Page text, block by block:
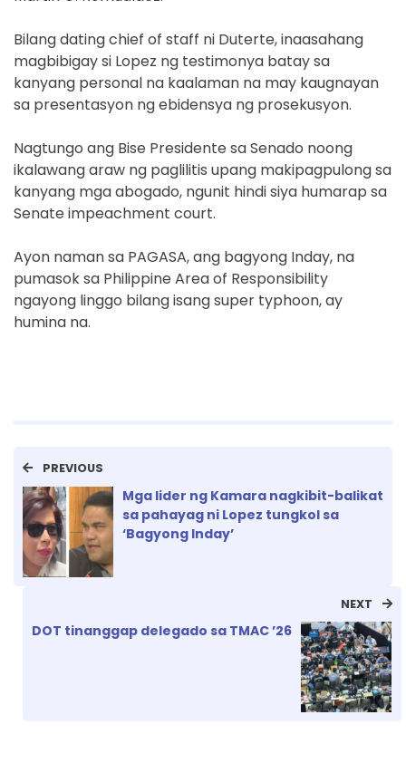
Bilang dating chief of staff ni Duterte, inaasahang
magbibigay si Lopez ng testimonya batay sa
kanyang personal na kaalaman na may kaugnayan
sa presentasyon ng ebidensya ng prosekusyon.
Nagtungo ang Bise Presidente sa Senado noong
ikalawang araw ng paglilitis upang makipagpulong sa
kanyang mga abogado, ngunit hindi siya humarap sa
Senate impeachment court.
Ayon naman sa PAGASA, ang bagyong Inday, na
pumasok sa Philippine Area of Responsibility
ngayong linggo bilang isang super typhoon, ay
humina na.
PREVIOUS
Mga lider ng Kamara nagkibit-balikat
sa pahayag ni Lopez tungkol sa
‘Bagyong Inday’
NEXT
DOT tinanggap delegado sa TMAC ’26